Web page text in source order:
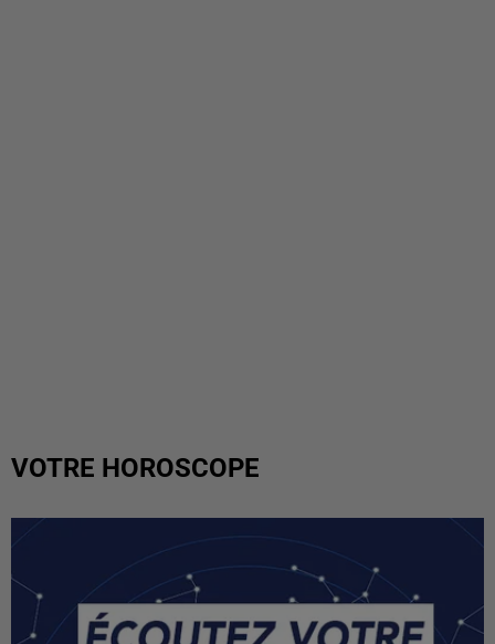
VOTRE HOROSCOPE